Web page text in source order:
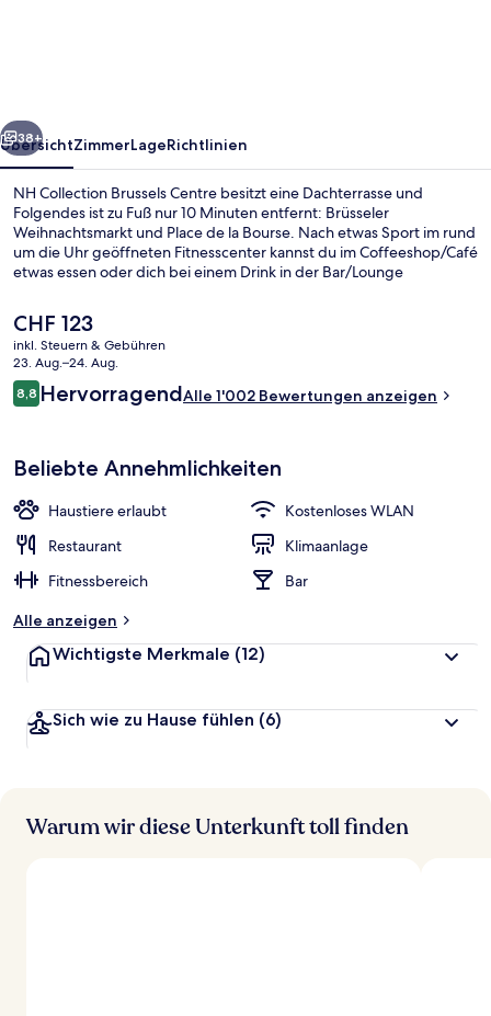
Weiter
38+
ÜbersichtZimmerLageRichtlinien
NH Collection Brussels Centre besitzt eine Dachterrasse und
Folgendes ist zu Fuß nur 10 Minuten entfernt: Brüsseler
Weihnachtsmarkt und Place de la Bourse. Nach etwas Sport im rund
um die Uhr geöffneten Fitnesscenter kannst du im Coffeeshop/Café
etwas essen oder dich bei einem Drink in der Bar/Lounge
einen Garten. Andere Reisende lieben das hilfsbereite Personal. Die
öffentlichen Verkehrsmittel sind nur einen kurzen Fußmarsch
entfernt: Zur Station De Brouckère sind es 3 Minuten und zur
Station Rogier 6 Minuten.
Der
aktuelle
Preis
beträgt
CHF 123.
CHF 123
inkl. Steuern & Gebühren
23. Aug.–24. Aug.
Bewertungen
8,88,8 von 10.
HervorragendAlle 1'002 Bewertungen anzeigen
Beliebte Annehmlichkeiten
Haustiere erlaubt
Kostenloses WLAN
Restaurant
Klimaanlage
Fitnessbereich
Bar
Alle anzeigen
Wichtigste Merkmale (12)
Sich wie zu Hause fühlen (6)
Warum wir diese Unterkunft toll finden